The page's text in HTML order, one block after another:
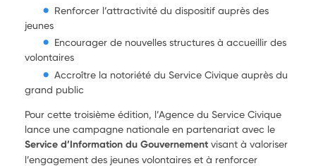
Renforcer l’attractivité du dispositif auprès des
jeunes
Encourager de nouvelles structures à accueillir des
volontaires
Accroître la notoriété du Service Civique auprès du
grand public
Pour cette troisième édition, l’Agence du Service Civique
lance une campagne nationale en partenariat avec le
Service d’Information du Gouvernement visant à valoriser
l’engagement des jeunes volontaires et à renforcer